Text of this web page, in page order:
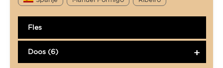
Fles
Doos (6)